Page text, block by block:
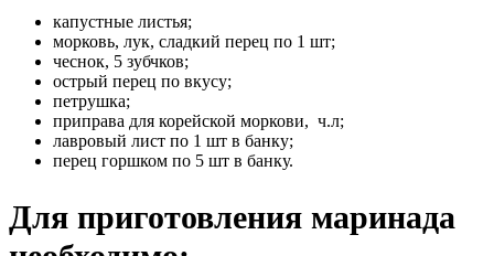
капустные листья;
морковь, лук, сладкий перец по 1 шт;
чеснок, 5 зубчков;
острый перец по вкусу;
петрушка;
приправа для корейской моркови, ч.л;
лавровый лист по 1 шт в банку;
перец горшком по 5 шт в банку.
Для приготовления маринада